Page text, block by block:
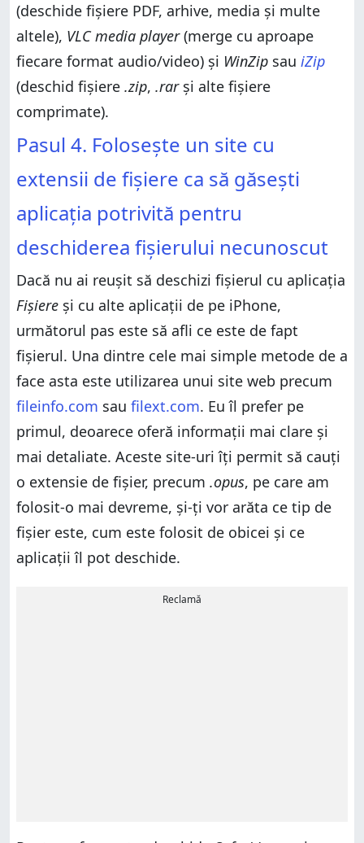
(deschide fișiere PDF, arhive, media și multe
altele), VLC media player(merge cu aproape
fiecare format audio/video) și WinZip sau iZip
(deschid fișiere .zip, .rarși alte fișiere
comprimate).
Pasul 4. Folosește un site cu
extensii de fișiere ca să găsești
aplicația potrivită pentru
deschiderea fișierului necunoscut
Dacă nu ai reușit să deschizi fișierul cu aplicația
Fișiere și cu alte aplicații de pe iPhone,
următorul pas este să afli ce este de fapt
fișierul. Una dintre cele mai simple metode de a
face asta este utilizarea unui site web precum
fileinfo.com sau filext.com. Eu îl prefer pe
primul, deoarece oferă informații mai clare și
mai detaliate. Aceste site-uri îți permit să cauți
o extensie de fișier, precum .opus, pe care am
folosit-o mai devreme, și-ți vor arăta ce tip de
fișier este, cum este folosit de obicei și ce
aplicații îl pot deschide.
Reclamă